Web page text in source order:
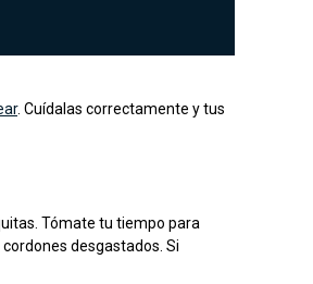
. Cuídalas correctamente y tus
Tómate tu tiempo para
desgastados. Si